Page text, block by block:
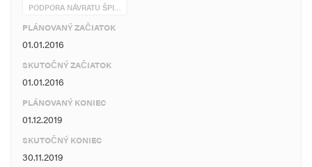
PODPORA NÁVRATU ŠPI…
PLÁNOVANÝ ZAČIATOK
01.01.2016
SKUTOČNÝ ZAČIATOK
01.01.2016
PLÁNOVANÝ KONIEC
01.12.2019
SKUTOČNÝ KONIEC
30.11.2019